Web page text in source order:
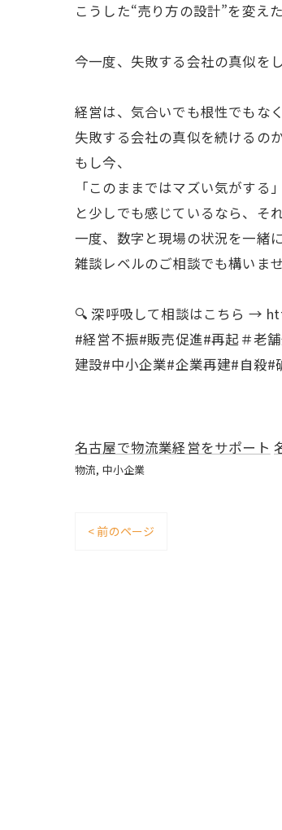
こうした“売り方の設計”を変え
今一度、失敗する会社の真似を
経営は、気合いでも根性でもな
失敗する会社の真似を続けるの
もし今、
「このままではマズい気がする」
と少しでも感じているなら、そ
一度、数字と現場の状況を一緒
雑談レベルのご相談でも構いませ
🔍 深呼吸して相談はこちら →
#経営不振#販売促進#再起＃老
建設#中小企業#企業再建#自殺#
名古屋で物流業経営をサポート
物流 中小企業
< 前のページ